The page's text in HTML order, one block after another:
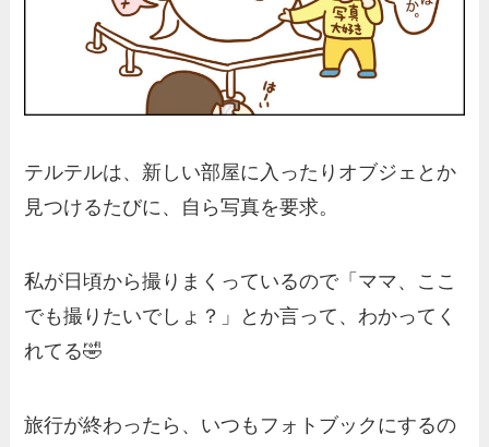
テルテルは、新しい部屋に入ったりオブジェとか
見つけるたびに、自ら写真を要求。
私が日頃から撮りまくっているので「ママ、ここ
でも撮りたいでしょ？」とか言って、わかってく
れてる🤣
旅行が終わったら、いつもフォトブックにするの